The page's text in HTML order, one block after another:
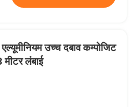
एल्यूमीनियम उच्च दबाव कम्पोजिट
मीटर लंबाई